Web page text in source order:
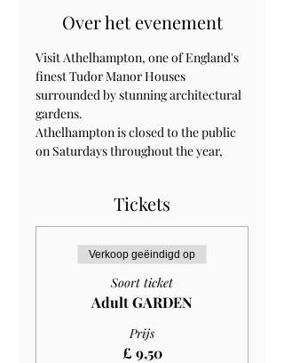
Over het evenement
Visit Athelhampton, one of England's
finest Tudor Manor Houses
surrounded by stunning architectural
gardens.
Athelhampton is closed to the public
on Saturdays throughout the year,
Tickets
Verkoop geëindigd op
Soort ticket
Adult GARDEN
Prijs
£ 9,50